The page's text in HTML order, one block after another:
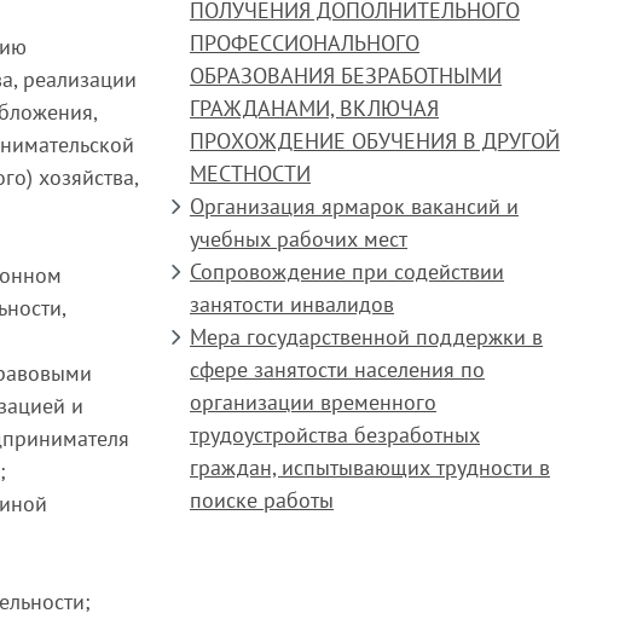
реализации
хозяйства,
и
ПОЛУЧЕНИЯ ДОПОЛНИТЕЛЬНОГО
ПРОФЕССИОНАЛЬНОГО
ОБРАЗОВАНИЯ БЕЗРАБОТНЫМИ
ГРАЖДАНАМИ, ВКЛЮЧАЯ
ПРОХОЖДЕНИЕ ОБУЧЕНИЯ В ДРУГОЙ
МЕСТНОСТИ
Организация ярмарок вакансий и
учебных рабочих мест
Сопровождение при содействии
занятости инвалидов
Мера государственной поддержки в
сфере занятости населения по
организации временного
трудоустройства безработных
граждан, испытывающих трудности в
поиске работы